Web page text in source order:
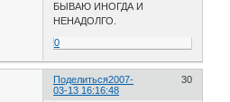
БЫВАЮ ИНОГДА И
НЕНАДОЛГО.
0
Поделиться 30
2007-
03-13 16:16:48